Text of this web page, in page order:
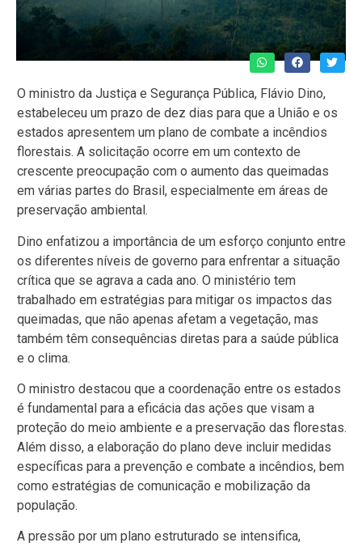
O ministro da Justiça e Segurança Pública, Flávio Dino,
estabeleceu um prazo de dez dias para que a União e os
estados apresentem um plano de combate a incêndios
florestais. A solicitação ocorre em um contexto de
crescente preocupação com o aumento das queimadas
em várias partes do Brasil, especialmente em áreas de
preservação ambiental.
Dino enfatizou a importância de um esforço conjunto entre
os diferentes níveis de governo para enfrentar a situação
crítica que se agrava a cada ano. O ministério tem
trabalhado em estratégias para mitigar os impactos das
queimadas, que não apenas afetam a vegetação, mas
também têm consequências diretas para a saúde pública
e o clima.
O ministro destacou que a coordenação entre os estados
é fundamental para a eficácia das ações que visam a
proteção do meio ambiente e a preservação das florestas.
Além disso, a elaboração do plano deve incluir medidas
específicas para a prevenção e combate a incêndios, bem
como estratégias de comunicação e mobilização da
população.
A pressão por um plano estruturado se intensifica,